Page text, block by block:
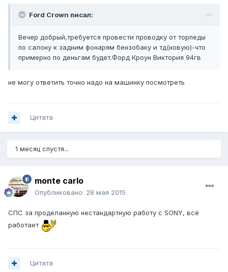
Ford Crown писал:
Вечер добрый,требуется провести проводку от торпеды
по салону к задним фонарям бензобаку и тд(новую)-что
примерно по деньгам будет.Форд Кроун Виктория 94гв
не могу ответить точно надо на машинку посмотреть
Цитата
1 месяц спустя...
monte carlo
Опубликовано: 28 мая 2015
СПС за проделанную нестандартную работу с SONY, всё
работает
Цитата